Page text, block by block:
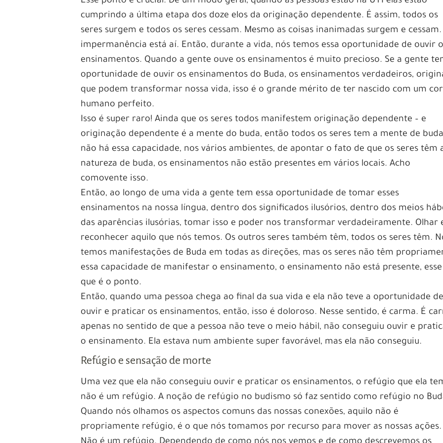
cumprindo a última etapa dos doze elos da originação dependente. É assim, todos os
seres surgem e todos os seres cessam. Mesmo as coisas inanimadas surgem e cessam.
impermanência está aí. Então, durante a vida, nós temos essa oportunidade de ouvir
ensinamentos. Quando a gente ouve os ensinamentos é muito precioso. Se a gente
oportunidade de ouvir os ensinamentos do Buda, os ensinamentos verdadeiros,
que podem transformar nossa vida, isso é o grande mérito de ter nascido com um
humano perfeito.
Isso é super raro! Ainda que os seres todos manifestem originação dependente – e
originação dependente é a mente do buda, então todos os seres tem a mente de
não há essa capacidade, nos vários ambientes, de apontar o fato de que os seres têm
natureza de buda, os ensinamentos não estão presentes em vários locais. Acho
comovente isso.
Então, ao longo de uma vida a gente tem essa oportunidade de tomar esses
ensinamentos na nossa língua, dentro dos significados ilusórios, dentro dos meios
das aparências ilusórias, tomar isso e poder nos transformar verdadeiramente. Olhar
reconhecer aquilo que nós temos. Os outros seres também têm, todos os seres têm.
temos manifestações de Buda em todas as direções, mas os seres não têm
essa capacidade de manifestar o ensinamento, o ensinamento não está presente, esse
que é o ponto.
Então, quando uma pessoa chega ao final da sua vida e ela não teve a oportunidade de
ouvir e praticar os ensinamentos, então, isso é doloroso. Nesse sentido, é carma. É
apenas no sentido de que a pessoa não teve o meio hábil, não conseguiu ouvir e
o ensinamento. Ela estava num ambiente super favorável, mas ela não conseguiu.
Refúgio e sensação de morte
Uma vez que ela não conseguiu ouvir e praticar os ensinamentos, o refúgio que ela
não é um refúgio. A noção de refúgio no budismo só faz sentido como refúgio no
Quando nós olhamos os aspectos comuns das nossas conexões, aquilo não é
propriamente refúgio, é o que nós tomamos por recurso para mover as nossas ações.